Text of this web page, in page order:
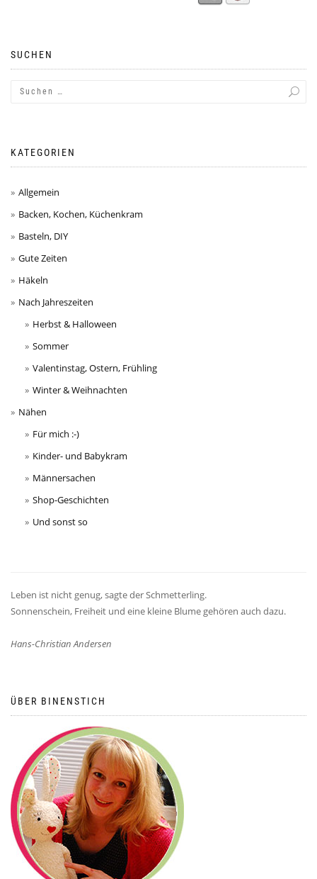
SUCHEN
KATEGORIEN
Allgemein
Backen, Kochen, Küchenkram
Basteln, DIY
Gute Zeiten
Häkeln
Nach Jahreszeiten
Herbst & Halloween
Sommer
Valentinstag, Ostern, Frühling
Winter & Weihnachten
Nähen
Für mich :-)
Kinder- und Babykram
Männersachen
Shop-Geschichten
Und sonst so
Leben ist nicht genug, sagte der Schmetterling.
Sonnenschein, Freiheit und eine kleine Blume gehören auch dazu.
Hans-Christian Andersen
ÜBER BINENSTICH